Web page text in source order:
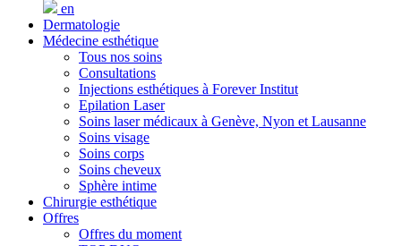
en
Dermatologie
Médecine esthétique
Tous nos soins
Consultations
Injections esthétiques à Forever Institut
Epilation Laser
Soins laser médicaux à Genève, Nyon et Lausanne
Soins visage
Soins corps
Soins cheveux
Sphère intime
Chirurgie esthétique
Offres
Offres du moment